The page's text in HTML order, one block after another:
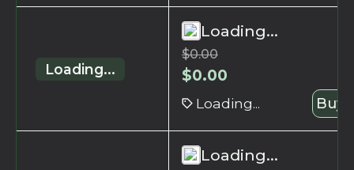
Loading...
Loading...
$0.00
$0.00
Loading... Buy
Loading...